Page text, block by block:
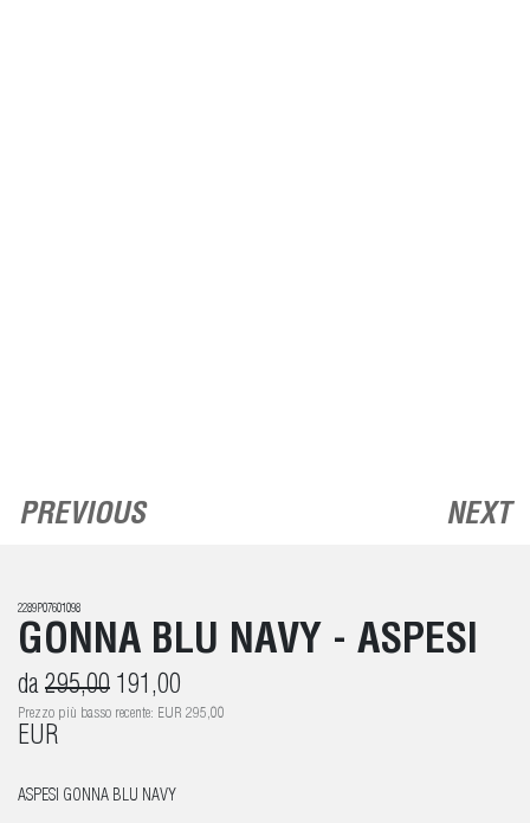
PREVIOUS NEXT
2289P07601098
GONNA BLU NAVY - ASPESI
da 295,00 191,00
Prezzo più basso recente: EUR 295,00
EUR
ASPESI GONNA BLU NAVY